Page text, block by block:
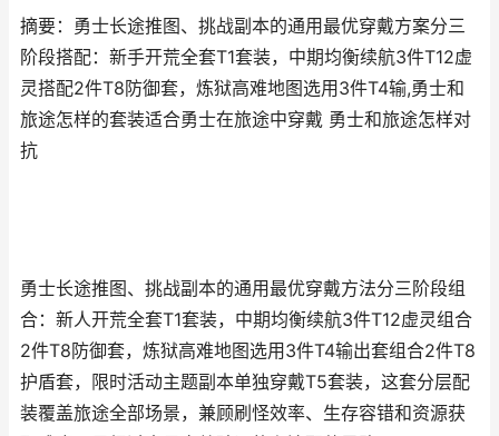
摘要：勇士长途推图、挑战副本的通用最优穿戴方案分三
阶段搭配：新手开荒全套T1套装，中期均衡续航3件T12虚
灵搭配2件T8防御套，炼狱高难地图选用3件T4输,勇士和
旅途怎样的套装适合勇士在旅途中穿戴 勇士和旅途怎样对
抗
勇士长途推图、挑战副本的通用最优穿戴方法分三阶段组
合：新人开荒全套T1套装，中期均衡续航3件T12虚灵组合
2件T8防御套，炼狱高难地图选用3件T4输出套组合2件T8
护盾套，限时活动主题副本单独穿戴T5套装，这套分层配
装覆盖旅途全部场景，兼顾刷怪效率、生存容错和资源获